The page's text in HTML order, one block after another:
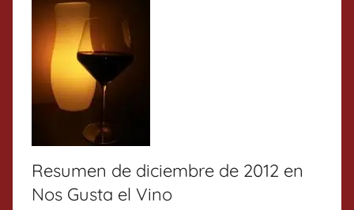
Resumen de diciembre de 2012 en
Nos Gusta el Vino